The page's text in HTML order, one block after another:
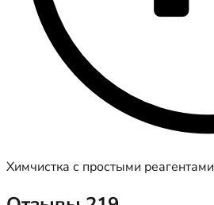
Химчистка с простыми реагентами